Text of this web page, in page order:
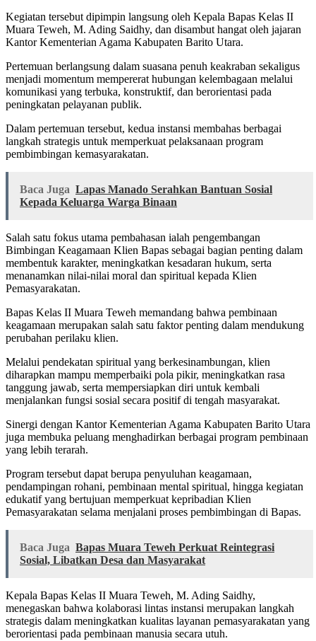
Kegiatan tersebut dipimpin langsung oleh Kepala Bapas Kelas II
Muara Teweh, M. Ading Saidhy, dan disambut hangat oleh jajaran
Kantor Kementerian Agama Kabupaten Barito Utara.
Pertemuan berlangsung dalam suasana penuh keakraban sekaligus
menjadi momentum mempererat hubungan kelembagaan melalui
komunikasi yang terbuka, konstruktif, dan berorientasi pada
peningkatan pelayanan publik.
Dalam pertemuan tersebut, kedua instansi membahas berbagai
langkah strategis untuk memperkuat pelaksanaan program
pembimbingan kemasyarakatan.
Baca Juga Lapas Manado Serahkan Bantuan Sosial
Kepada Keluarga Warga Binaan
Salah satu fokus utama pembahasan ialah pengembangan
Bimbingan Keagamaan Klien Bapas sebagai bagian penting dalam
membentuk karakter, meningkatkan kesadaran hukum, serta
menanamkan nilai-nilai moral dan spiritual kepada Klien
Pemasyarakatan.
Bapas Kelas II Muara Teweh memandang bahwa pembinaan
keagamaan merupakan salah satu faktor penting dalam mendukung
perubahan perilaku klien.
Melalui pendekatan spiritual yang berkesinambungan, klien
diharapkan mampu memperbaiki pola pikir, meningkatkan rasa
tanggung jawab, serta mempersiapkan diri untuk kembali
menjalankan fungsi sosial secara positif di tengah masyarakat.
Sinergi dengan Kantor Kementerian Agama Kabupaten Barito Utara
juga membuka peluang menghadirkan berbagai program pembinaan
yang lebih terarah.
Program tersebut dapat berupa penyuluhan keagamaan,
pendampingan rohani, pembinaan mental spiritual, hingga kegiatan
edukatif yang bertujuan memperkuat kepribadian Klien
Pemasyarakatan selama menjalani proses pembimbingan di Bapas.
Baca Juga Bapas Muara Teweh Perkuat Reintegrasi
Sosial, Libatkan Desa dan Masyarakat
Kepala Bapas Kelas II Muara Teweh, M. Ading Saidhy,
menegaskan bahwa kolaborasi lintas instansi merupakan langkah
strategis dalam meningkatkan kualitas layanan pemasyarakatan yang
berorientasi pada pembinaan manusia secara utuh.